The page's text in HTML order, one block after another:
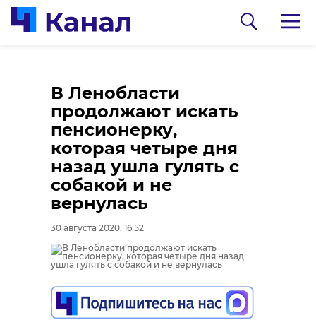
В Ленобласти
продолжают искать
пенсионерку,
которая четыре дня
назад ушла гулять с
собакой и не
вернулась
30 августа 2020, 16:52
0:00 / 0:00
В Гатчинском районе
добровольцы
реставрируют
0:00 / 0:00
Сосновоборец
разгадал тайну
могилы на